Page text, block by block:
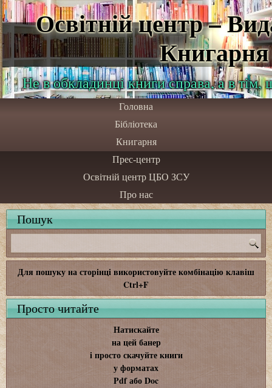
Освітній центр –
Книгарня
Не в обкладинці книги справа, а в
Головна
Бібліотека
Книгарня
Прес-центр
Освітній центр ЦБО ЗСУ
Про нас
Пошук
Для пошуку на сторінці використовуйте комбінацію клавіш
Ctrl+F
Просто читайте
Натискайте
на цей банер
і просто скачуйте книги
у форматах
Pdf або Doc